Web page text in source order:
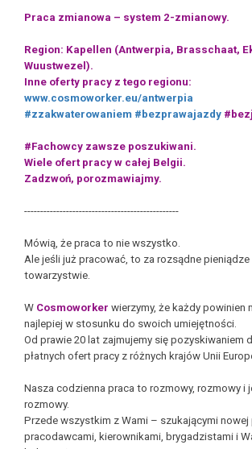
Praca zmianowa – system 2-zmianowy.
Region: Kapellen (Antwerpia, Brasschaat,
Wuustwezel).
Inne oferty pracy z tego regionu:
www.cosmoworker.eu/antwerpia
#zzakwaterowaniem #bezprawajazdy
#Fachowcy zawsze poszukiwani.
Wiele ofert pracy w całej Belgii.
Zadzwoń, porozmawiajmy.
------------------------------------------------
Mówią, że praca to nie wszystko.
Ale jeśli już pracować, to za rozsądne pieniądze
towarzystwie.
W Cosmoworker wierzymy, że każdy powinien
najlepiej w stosunku do swoich umiejętności.
Od prawie 20 lat zajmujemy się pozyskiwaniem
płatnych ofert pracy z różnych krajów Unii
Nasza codzienna praca to rozmowy, rozmowy i
rozmowy.
Przede wszystkim z Wami – szukającymi nowej
pracodawcami, kierownikami, brygadzistami i